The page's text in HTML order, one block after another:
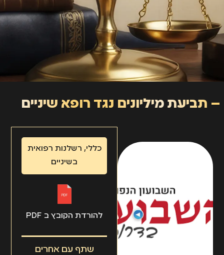
תביעת מיליונים נגד רופא שיניים
כללי, רשלנות רפואית
בשיניים
להורדת הקובץ ב PDF
שתף עם אחרים